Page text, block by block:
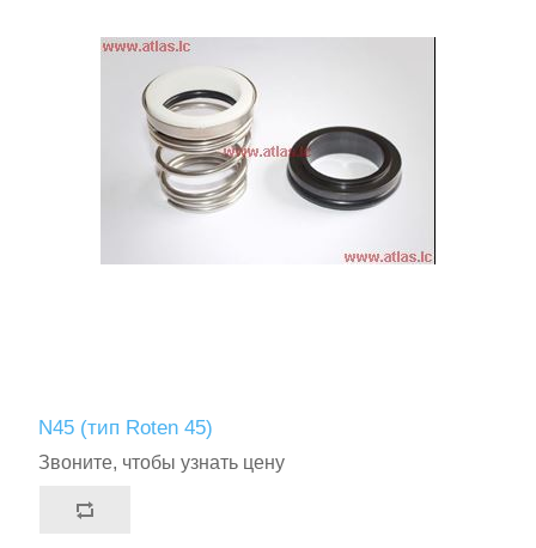
N45 (тип Roten 45)
Звоните, чтобы узнать цену